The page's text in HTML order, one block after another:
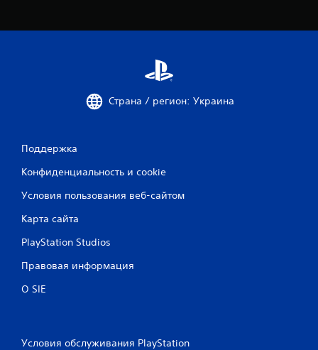
Страна / регион: Украина
Поддержка
Конфиденциальность и cookie
Условия пользования веб-сайтом
Карта сайта
PlayStation Studios
Правовая информация
О SIE
Условия обслуживания PlayStation